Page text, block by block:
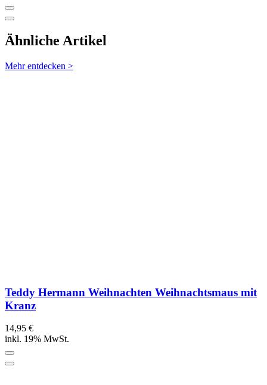
Ähnliche Artikel
Mehr entdecken >
Teddy Hermann Weihnachten Weihnachtsmaus mit
Kranz
14,95 €
inkl. 19% MwSt.